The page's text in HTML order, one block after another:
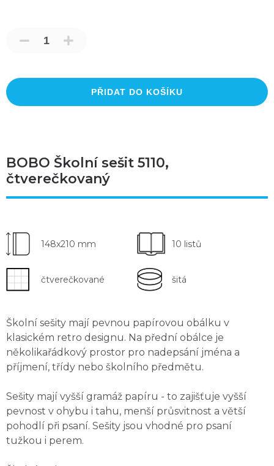
PŘIDAT DO KOŠÍKU
BOBO Školní sešit 5110,
čtverečkovaný
148x210 mm 10 listů
čtverečkované šitá
Školní sešity mají pevnou papírovou obálku v
klasickém retro designu. Na přední obálce je
několikařádkový prostor pro nadepsání jména a
příjmení, třídy nebo školního předmětu.
Sešity mají vyšší gramáž papíru - to zajišťuje vyšší
pevnost v ohybu i tahu, menší průsvitnost a větší
pohodlí při psaní. Sešity jsou vhodné pro psaní
tužkou i perem.